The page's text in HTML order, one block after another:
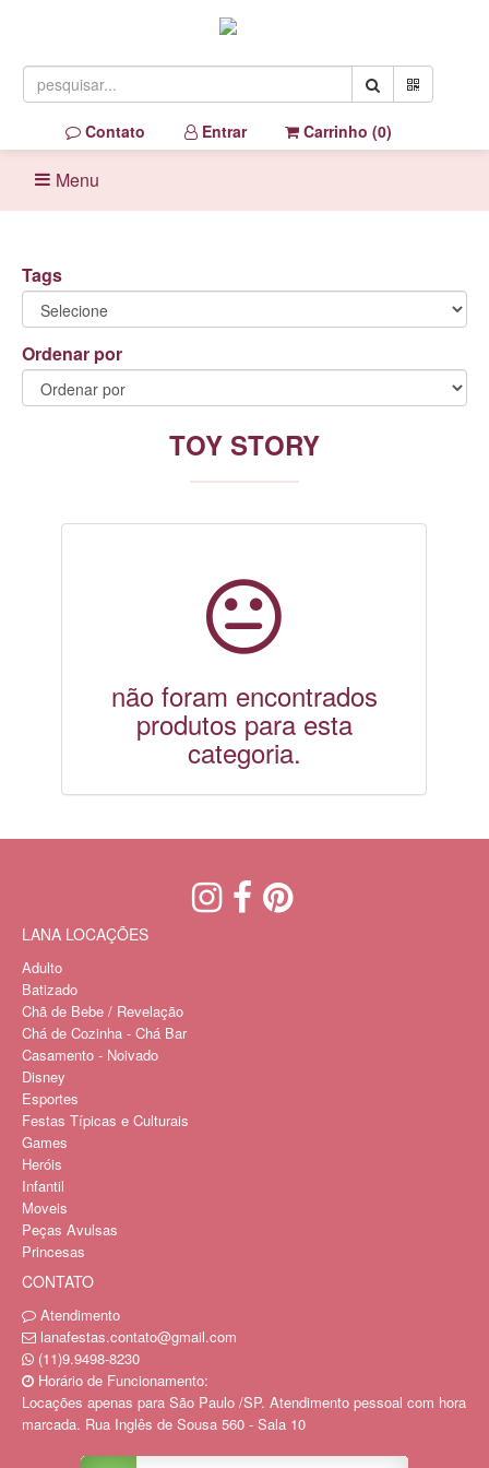
Contato Entrar Carrinho (0)
Menu
Tags
Ordenar por
TOY STORY
não foram encontrados
produtos para esta
categoria.
LANA LOCAÇÕES
Adulto
Batizado
Chã de Bebe / Revelação
Chá de Cozinha - Chá Bar
Casamento - Noivado
Disney
Esportes
Festas Típicas e Culturais
Games
Heróis
Infantil
Moveis
Peças Avulsas
Princesas
CONTATO
Atendimento
lanafestas.contato@gmail.com
(11)9.9498-8230
Horário de Funcionamento:
Locações apenas para São Paulo /SP. Atendimento pessoal com hora
marcada. Rua Inglês de Sousa 560 - Sala 10